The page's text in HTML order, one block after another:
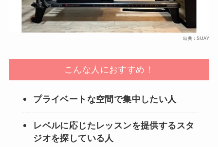
出典：SUAY
こんな人におすすめ！
プライベートな空間で集中したい人
レベルに応じたレッスンを提供するスタ
ジオを探している人